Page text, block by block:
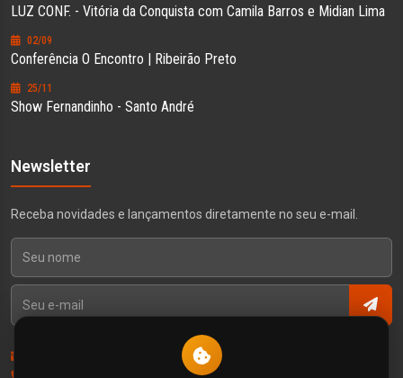
LUZ CONF. - Vitória da Conquista com Camila Barros e Midian Lima
02/09
Conferência O Encontro | Ribeirão Preto
25/11
Show Fernandinho - Santo André
Newsletter
Receba novidades e lançamentos diretamente no seu e-mail.